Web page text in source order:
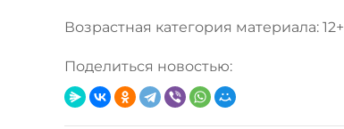
Возрастная категория материала: 12+
Поделиться новостью: